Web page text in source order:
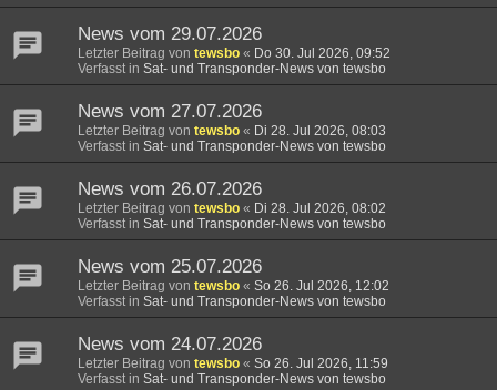
News vom 29.07.2026
Letzter Beitrag von tewsbo « Do 30. Jul 2026, 09:52
Verfasst in Sat- und Transponder-News von tewsbo
News vom 27.07.2026
Letzter Beitrag von tewsbo « Di 28. Jul 2026, 08:03
Verfasst in Sat- und Transponder-News von tewsbo
News vom 26.07.2026
Letzter Beitrag von tewsbo « Di 28. Jul 2026, 08:02
Verfasst in Sat- und Transponder-News von tewsbo
News vom 25.07.2026
Letzter Beitrag von tewsbo « So 26. Jul 2026, 12:02
Verfasst in Sat- und Transponder-News von tewsbo
News vom 24.07.2026
Letzter Beitrag von tewsbo « So 26. Jul 2026, 11:59
Verfasst in Sat- und Transponder-News von tewsbo